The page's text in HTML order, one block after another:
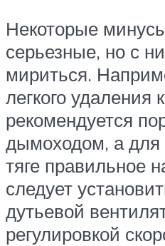
Некоторые
серьезные, но с
мириться.
легкого удаления
рекомендуется
дымоходом, а для
тяге правильное
следует
дутьевой
регулировкой